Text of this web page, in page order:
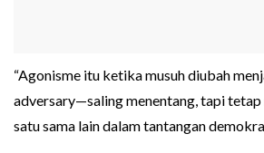
“Agonisme itu ketika musuh diubah
adversary—saling menentang, tapi
satu sama lain dalam tantangan